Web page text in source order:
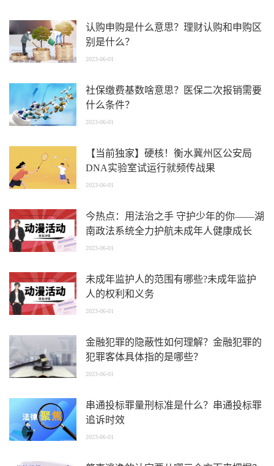
认购申购是什么意思？理财认购和申购区
别是什么？
2023-06-01
社保缴费基数啥意思？医保二次报销需要
什么条件？
2023-06-01
【当前独家】硬核！衡水冀州区公安局
DNA实验室试运行就频传战果
2023-06-01
今热点：用法治之手 守护少年的你——湖
南政法系统全力护航未成年人健康成长
2023-06-01
未成年监护人的范围有哪些?未成年监护
人的权利和义务
2023-06-01
金融犯罪的隐蔽性如何理解？金融犯罪的
犯罪客体具体指的是哪些？
2023-06-01
串通投标罪量刑标准是什么？串通投标罪
追诉时效
2023-06-01